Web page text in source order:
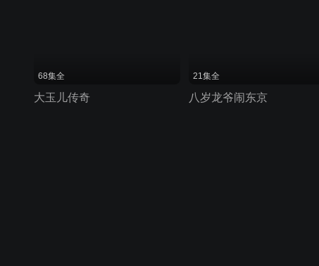
68集全
大玉儿传奇
21集全
八岁龙爷闹东京